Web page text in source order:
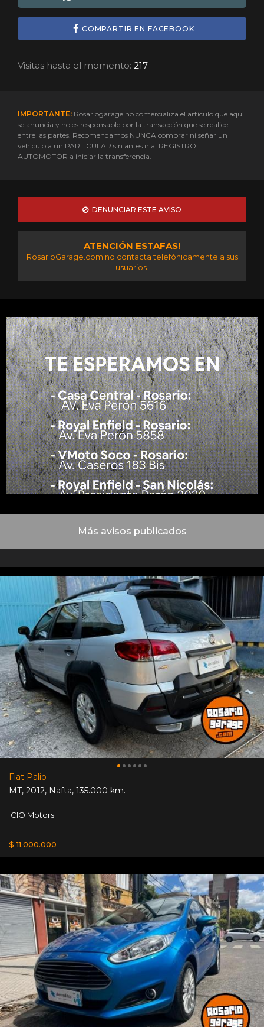
COMPARTIR EN FACEBOOK
Visitas hasta el momento: 217
IMPORTANTE: Rosariogarage no comercializa el artículo que aquí
se anuncia y no es responsable por la transacción que se realice
entre las partes. Recomendamos NUNCA comprar ni señar un
vehículo a un PARTICULAR sin antes ir al REGISTRO
AUTOMOTOR a iniciar la transferencia.
DENUNCIAR ESTE AVISO
ATENCIÓN ESTAFAS!
RosarioGarage.com no contacta telefónicamente a sus
usuarios.
Más avisos publicados
Fiat Palio
MT, 2012, Nafta, 135.000 km.
CIO Motors
$ 11.000.000